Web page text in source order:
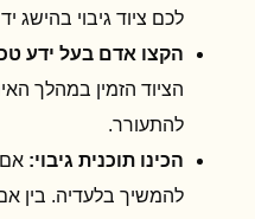
לכם ציוד גיבוי בהישג
הקצו אדם בעל ידע
הציוד הזמין במהלך
להתעורר.
הכינו תוכנית גיבוי: אם
להמשיך בלעדיה. בין